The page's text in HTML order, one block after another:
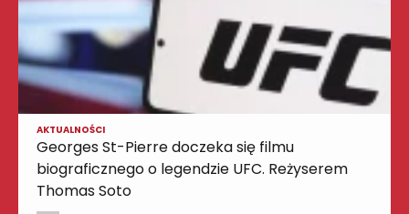
AKTUALNOŚCI
Georges St-Pierre doczeka się filmu
biograficznego o legendzie UFC. Reżyserem
Thomas Soto